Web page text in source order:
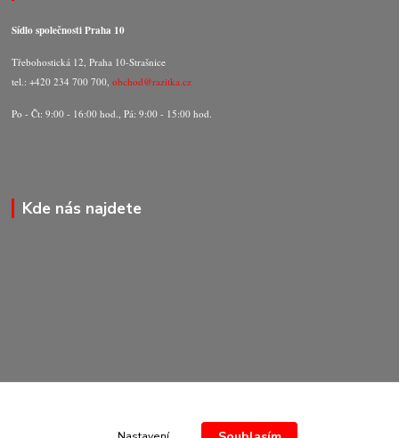
Sídlo společnosti Praha 10
Třebohostická 12, Praha 10-Strašnice
tel.: +420 234 700 700,obchod@razitka.cz
Po - Čt: 9:00 - 16:00 hod., Pá: 9:00 - 15:00 hod.
Kde nás najdete